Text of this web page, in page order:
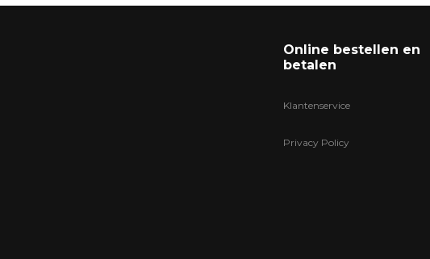
Online bestellen en
betalen
Klantenservice
Privacy Policy